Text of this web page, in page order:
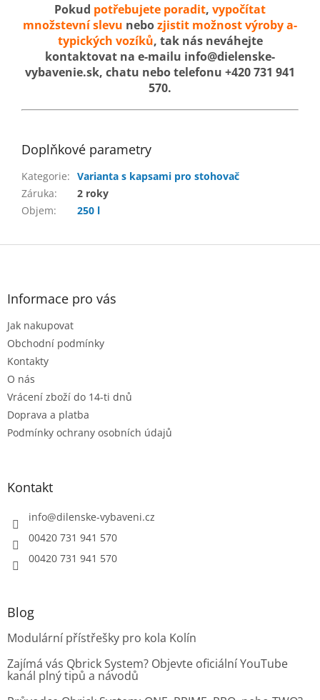
Pokud potřebujete poradit, vypočítat
množstevní slevu nebozjistit možnost výroby a-
typických vozíků, tak nás neváhejte
kontaktovat na e-mailu info@dielenske-
vybavenie.sk, chatu nebo telefonu +420 731 941
570.
Doplňkové parametry
Kategorie: Varianta s kapsami pro stohovač
Záruka:
2 roky
Objem: 250 l
Z
Informace pro vás
Jak nakupovat
Obchodní podmínky
Kontakty
O nás
Vrácení zboží do 14-ti dnů
Doprava a platba
Podmínky ochrany osobních údajů
Kontakt
info@dilenske-vybaveni.cz
00420 731 941 570
00420 731 941 570
Blog
Modulární přístřešky pro kola Kolín
Zajímá vás Qbrick System? Objevte oficiální YouTube
kanál plný tipů a návodů